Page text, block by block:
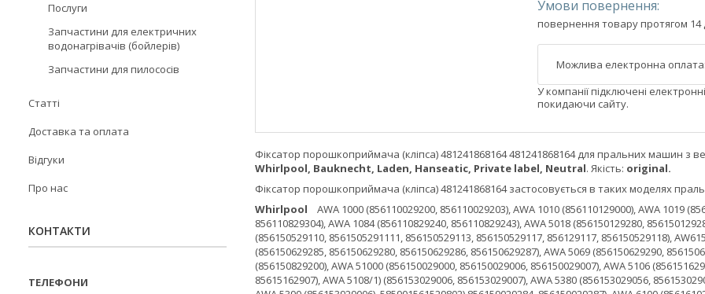
повернення товару протягом 14
У компанії підключені
покидаючи сайту.
Фіксатор порошкоприймача (кліпса) 481241868164 481241868164 для пральних машин з
Whirlpool, Bauknecht, Laden, Hanseatic, Private label, Neutral. Якість: original.
Фіксатор порошкоприймача (кліпса) 481241868164 застосовується в таких моделях
Whirlpool AWA 1000 (856110029200, 856110029203), AWA 1010 (856110129000), AWA 1019 (856110129090, 856110129097), AWA 1080 (856110829300, 856110829303, 856110829304), AWA 1084 (856110829240, 856110829243), AWA 5018 (856150129280, 856150129283, 856150129284, 856150129287), AWA 505 (856120529160), AWA 5051 (856150529110, 8561505291111, 856150529113, 856150529117, 856129117, 856150529118), AW615029650253) (856150629110, 856276 856150629270), AWA 5068 (856150629285, 856150629280, 856150629286, 856150629287), AWA 5069 (856150629290, 856150629296, 8561506294, 856150629297, 856150629209506292) 50861 (856150829200), AWA 51000 (856150029000, 856150029006, 856150029007), AWA 5106 (856151629900, 856151629903, 856151629904, 856151629906, 856151629907, 85615162907), AWA 5108/1) (856153029006, 856153029007), AWA 5380 (856153029056, 856153029057), AWA 5380 (856153829006, 856153829057, 8561538290569056, AWA 5390 (856153929006), 585901561529802) 856159029284, 856159029287), AWA 6100 (856161029106, 856161029107), AWA 631 (856123129110), AWA 728 (856172829180), AWA 824 (856182429440), AWE 2017 (85932014107), 8593201470, 8593201472, 85614 (859321129060), AWE 2117 (859321110070, 859321138070, 859321145070, 859321186070, 859321110072, 859321145072, 859321186072), AWE 2117 W (859321110074, 859321145074, 859321186074), AWE 2127 (859321245010), AWE 2177 (859321726070, 859321726072), AWE 2177 W (859321726074), AWE 2180 (859321826070, 859321826072), AWE 2180 W (859321826074), AWE 2214 (859322110040, 859322110042), AWE 2214 W (859322110044), AWE 2214/1 (859322110080, 859322110082, 859322110084), AWE 2215 (859399810030), AWE 2217 (859322129070, 859322164070, 859322129072, 859322129074, 859322164072), AWE 2217 W (859322164074), AWE 2219 (859322110090, 859322110092, 859322110094), AWE 2221 (859322184010), AWE 2221 W (859322184014), AWE 2237 (859322318070, 859322318072), AWE 2239 (859322318090, 859322318092, 859322318094), AWE 2314 (859323110080, 859323110082), AWE 2315 (859323140050, 859323140052), AWE 2315/1 (859323140090, 859323140092, 859323140094), AWE 2316 (859323110060, 859323140060, 859323110062, 859323140062), AWE 2316 W (859323110064), AWE 2316/1 (859323140080, 859323140082, 859323140084), AWE 2317 (859323138070, 859323138072), AWE 2319 (859323110190, 859323110192), AWE 2319 W (859323110194), AWE 2320 (859323110090, 859323110092, 859323110094), AWE 2361 (859323618070, 859323618072, 859323618074), AWE 2411 (859324118010, 859324118012), AWE 2415 (859324118050, 859324118052), AWE 2419 (859324118090, 859324118092, 859324118094), AWE 2516 (859325110080, 859325140060, 859325110082, 859325140062), AWE 2516/1 (859325140080, 859325140082, 859325140084), AWE 2519 (859325110090, 859325110092, 859325110094), AWE 2519 P (859325110095), AWE 2550 (859325510090), AWE 2805 P (859323149020), AWE 4017 (859340142070, 859340142072), AWE 4117 (859341138070, 859341138072), AWE 4217 (859341142060, 859342145070, 859342186070, 859341142062, 859342145072, 859342186072), AWE 4217 W (8599342145074, 859342186074), AWE 4218 (859343345010), AWE 4316/P (859343149060), 859343149062), AE 4317 (853414501010), AWE 45 (854531603160, 85453110310316, 854510310310310310), AWE 4516/P (859345149060, 859345149062), AWE 4517 (859341142070, 859341142072), AWE 4517 W (859341142074), AWE 4519 (859325110010), AWE 4519 W (859325110014), AWE 4519/P (859345149091, 859345149092, 859345149094), AWE 4526 (859345103190, 859345103192, 859345103194), AWE 4616 (859346103180), AWE 4626 (859346103190, 859346103194), AWE 5080 (859350818070, 859350818072, 859350818074), AWE 5090 (859363286000), AWE 5100 (859345103115, 859345103110, 859345103114), AWE 5105 (859345203115, 859345203110, 859345203114), AWE 5110 (859365186000), AWE 5115 (859346103115, 859346103110, 859346103114), AWE 5200 (859320003030), AWE 5205 (859320503030), AWE 5215 (859321503030), AWE 5550 (859340142090, 859340142092), AWE 5550 W (859340142094), AWE 5560 (859341142090, 859341142092), AWE 5560 W (859341142094), AWE 5561 (859341242090, 859341242092), AWE 5561 W (859341242094), AWE 58021 GR (859323150060), AWE 60610 (859309910000), AWE 60710 (859376210030), AWE 6081 (859373610080, 859373610086), AWE 6100 (859361072070, 859361072072), AWE 6101 (859375610080, 859375610086), AWE 6109 (859361072090, 859361072092), AWE 6109 W (859361072094), AWE 6217 (859321145090, 859321145092), AWE 6217 W (859321145094), AWE 6314 (859363110140, 859363110142), AWE 6314/1 (859363110180, 859363110182, 859363110184), AWE 6315 (859363110050, 859363110056, 859363110057), AWE 6315/P (859363149050, 859363149057), AWE 6316 (859363110060, 859363129060, 859363110062, 859363129062, 859363129064), AWE 6316 W (859363110064), AWE 6316/1 (859363110080, 859363110082, 859363110084), AWE 6316/P (859363149060, 859363149062), AWE 63160 (859363210180, 859363210182), AWE 63169 (859363210190, 859363210192, 859363210194), AWE 6317 (859363138070, 859363141070, 859363142070, 859363164070, 859363138072, 859363138074, 859363141072, 859363142072, 859363164072), AWE 6317 W (859363141074, 859363164074), AWE 6317/P (859363149070), AWE 6318 (859363142080, 859363126020, 859363142082), AWE 6318 W (859363142084), AWE 6318/P (859363149080, 859363149082), AWE 6319 (859363110090, 859363110092, 859363110094), AWE 6377 (859363710070, 859363710072), AWE 6377/1 (859363710080, 859363710082, 859363710084), AWE 6415 (859364184050), AWE 6415/
Послуги
Запчастини для електричних
водонагрівачів (бойлерів)
Запчастини для пилососів
Статті
Доставка та оплата
Відгуки
Про нас
КОНТАКТИ